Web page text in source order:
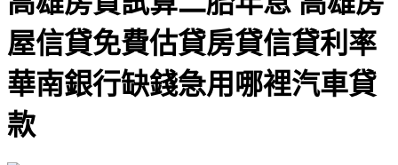
屋信貸免費估貸房貸信貸利率
華南銀行缺錢急用哪裡汽車貸
款